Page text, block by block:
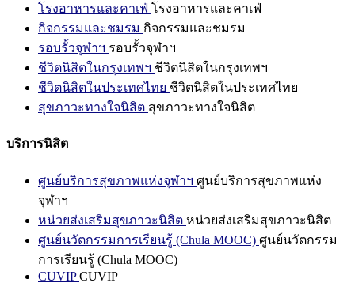
โรงอาหารและคาเฟ่ โรงอาหารและคาเฟ่
กิจกรรมและชมรม กิจกรรมและชมรม
รอบรั้วจุฬาฯ รอบรั้วจุฬาฯ
ชีวิตนิสิตในกรุงเทพฯ ชีวิตนิสิตในกรุงเทพฯ
ชีวิตนิสิตในประเทศไทย ชีวิตนิสิตในประเทศไทย
สุขภาวะทางใจนิสิต สุขภาวะทางใจนิสิต
บริการนิสิต
ศูนย์บริการสุขภาพแห่งจุฬาฯ ศูนย์บริการสุขภาพแห่ง
จุฬาฯ
หน่วยส่งเสริมสุขภาวะนิสิต หน่วยส่งเสริมสุขภาวะนิสิต
ศูนย์นวัตกรรมการเรียนรู้ (Chula MOOC) ศูนย์นวัตกรรม
การเรียนรู้ (Chula MOOC)
CUVIPCUVIP